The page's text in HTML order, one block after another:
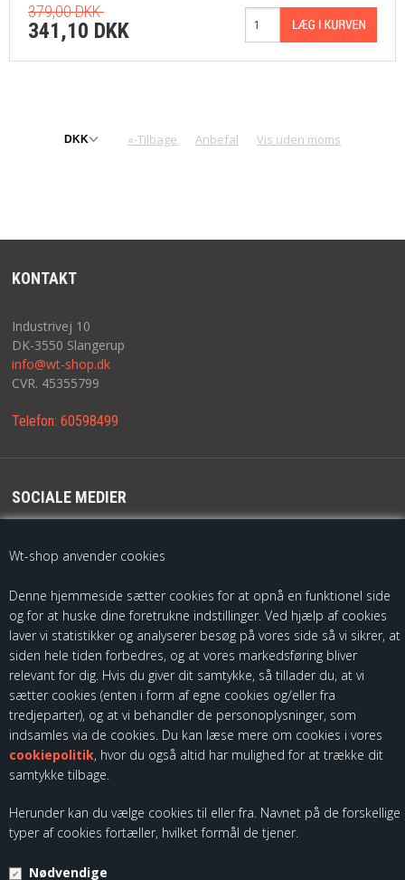
Wt-shop anvender cookies
Denne hjemmeside sætter cookies for at opnå en funktionel side
og for at huske dine foretrukne indstillinger. Ved hjælp af cookies
laver vi statistikker og analyserer besøg på vores side så vi sikrer, at
siden hele tiden forbedres, og at vores markedsføring bliver
relevant for dig. Hvis du giver dit samtykke, så tillader du, at vi
sætter cookies (enten i form af egne cookies og/eller fra
tredjeparter), og at vi behandler de personoplysninger, som
indsamles via de cookies. Du kan læse mere om cookies i vores
cookiepolitik, hvor du også altid har mulighed for at trække dit
samtykke tilbage.
Herunder kan du vælge cookies til eller fra. Navnet på de forskellige
typer af cookies fortæller, hvilket formål de tjener.
Nødvendige
379,00 DKK
341,10 DKK
«-Tilbage Anbefal Vis uden moms
KONTAKT
Industrivej 10
DK-3550 Slangerup
info@wt-shop.dk
CVR. 45355799
Telefon: 60598499
SOCIALE MEDIER
Som importør af fødevarekontaktmaterialer, skal vi være registreret
hos Fødevarestyrelsen. Du kan finde vores kontrolrapporter ved at
følge dette link: